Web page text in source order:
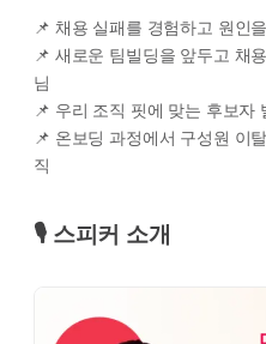
📌 채용 실패를 경험하고 원인
📌 새로운 팀빌딩을 앞두고 채
님
📌 우리 조직 핏에 맞는 후보자
📌 온보딩 과정에서 구성원 이
직
🎙️ 스피커 소개